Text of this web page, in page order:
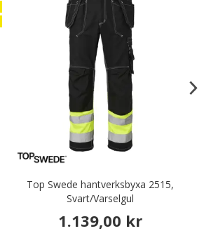
Top Swede hantverksbyxa 2515,
Svart/Varselgul
1.139,00 kr